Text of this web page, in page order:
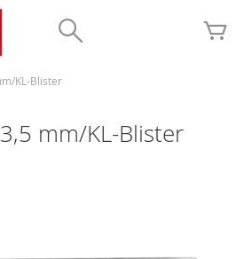
Inhalt
springen
KL-Blister
mm/KL-Blister